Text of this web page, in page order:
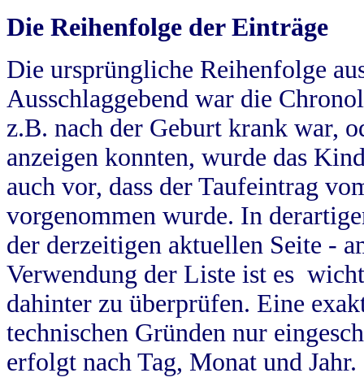
Die Reihenfolge der Einträge
Die ursprüngliche Reihenfolge
Ausschlaggebend war die
z.B. nach der Geburt krank war,
anzeigen konnten, wurde das
auch vor, dass der Taufeintrag
vorgenommen wurde. In
der derzeitigen aktuellen Seite -
Verwendung der Liste ist es
dahinter zu überprüfen. Eine
technischen Gründen nur
erfolgt nach Tag, Monat und Jahr.